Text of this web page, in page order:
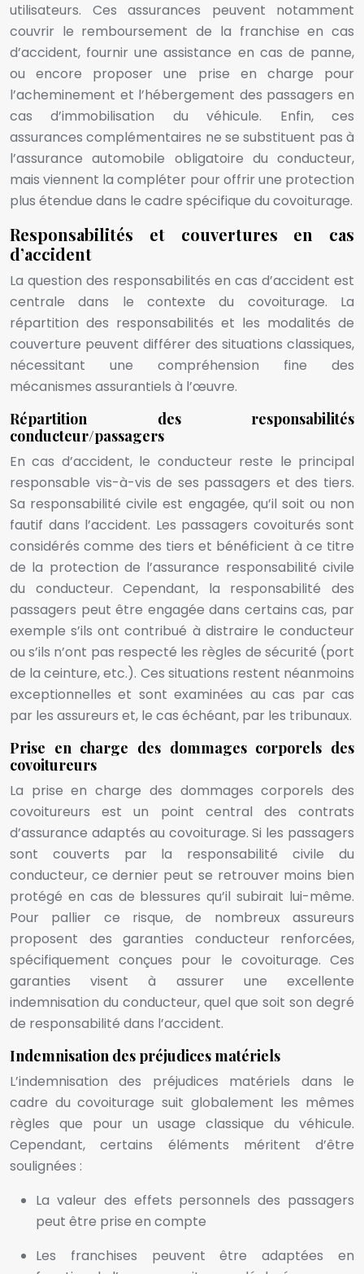
utilisateurs. Ces assurances peuvent notamment
couvrir le remboursement de la franchise en cas
d’accident, fournir une assistance en cas de panne,
ou encore proposer une prise en charge pour
l’acheminement et l’hébergement des passagers en
cas d’immobilisation du véhicule. Enfin, ces
assurances complémentaires ne se substituent pas à
l’assurance automobile obligatoire du conducteur,
mais viennent la compléter pour offrir une protection
plus étendue dans le cadre spécifique du covoiturage.
Responsabilités et couvertures en cas
d’accident
La question des responsabilités en cas d’accident est
centrale dans le contexte du covoiturage. La
répartition des responsabilités et les modalités de
couverture peuvent différer des situations classiques,
nécessitant une compréhension fine des
mécanismes assurantiels à l’œuvre.
Répartition des responsabilités
conducteur/passagers
En cas d’accident, le conducteur reste le principal
responsable vis-à-vis de ses passagers et des tiers.
Sa responsabilité civile est engagée, qu’il soit ou non
fautif dans l’accident. Les passagers covoiturés sont
considérés comme des tiers et bénéficient à ce titre
de la protection de l’assurance responsabilité civile
du conducteur. Cependant, la responsabilité des
passagers peut être engagée dans certains cas, par
exemple s’ils ont contribué à distraire le conducteur
ou s’ils n’ont pas respecté les règles de sécurité (port
de la ceinture, etc.). Ces situations restent néanmoins
exceptionnelles et sont examinées au cas par cas
par les assureurs et, le cas échéant, par les tribunaux.
Prise en charge des dommages corporels des
covoitureurs
La prise en charge des dommages corporels des
covoitureurs est un point central des contrats
d’assurance adaptés au covoiturage. Si les passagers
sont couverts par la responsabilité civile du
conducteur, ce dernier peut se retrouver moins bien
protégé en cas de blessures qu’il subirait lui-même.
Pour pallier ce risque, de nombreux assureurs
proposent des garanties conducteur renforcées,
spécifiquement conçues pour le covoiturage. Ces
garanties visent à assurer une excellente
indemnisation du conducteur, quel que soit son degré
de responsabilité dans l’accident.
Indemnisation des préjudices matériels
L’indemnisation des préjudices matériels dans le
cadre du covoiturage suit globalement les mêmes
règles que pour un usage classique du véhicule.
Cependant, certains éléments méritent d’être
soulignées :
La valeur des effets personnels des passagers
peut être prise en compte
Les franchises peuvent être adaptées en